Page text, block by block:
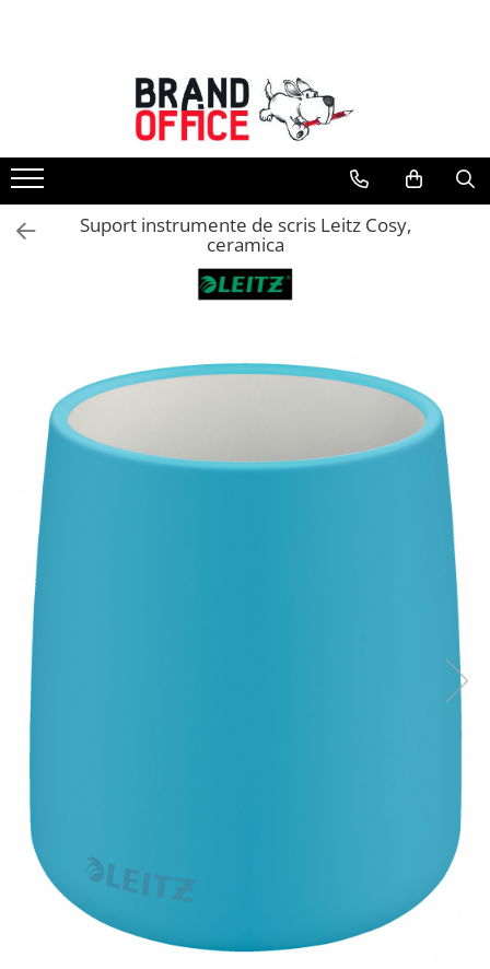
Unitate Protejata - PRODUCTIE
Hartie copiator si produse
tipografice
Produse consumabile din hartie
Detergenti si dezinfectanti
Saci menajeri (Unitate Protejata)
Agende personalizabile
Organizatoare business
Birotica si papetarie
Hartie si articole din hartie
Bibliorafturi, caiete mecanice,
separatoare
Capsatoare, capse si perforatoare
Caiete si blocnotesuri
Dosare, folii protectie si mape
Accesorii diverse pentru birou
Etichetare si ambalare
Arhivare si depozitare
Instrumente de scris
Pixuri metalice
Pixuri cu gel
Stilouri
Seturi de scris Premium
Instrumente de scris eco
Suport instrumente de scris Leitz Cosy,
ceramica